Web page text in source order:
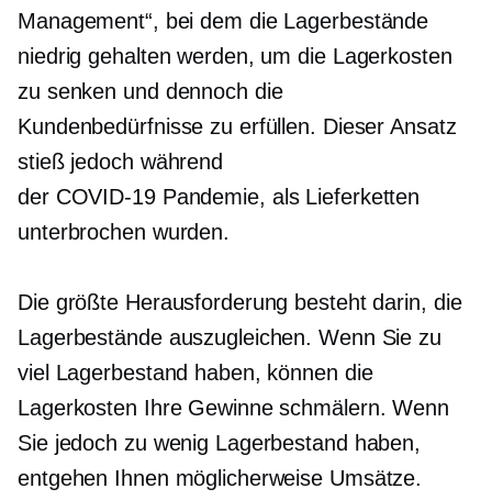
Management“, bei dem die Lagerbestände
niedrig gehalten werden, um die Lagerkosten
zu senken und dennoch die
Kundenbedürfnisse zu erfüllen. Dieser Ansatz
stieß jedoch während
der COVID-19Pandemie, als Lieferketten
unterbrochen wurden.
Die größte Herausforderung besteht darin, die
Lagerbestände auszugleichen. Wenn Sie zu
viel Lagerbestand haben, können die
Lagerkosten Ihre Gewinne schmälern. Wenn
Sie jedoch zu wenig Lagerbestand haben,
entgehen Ihnen möglicherweise Umsätze.